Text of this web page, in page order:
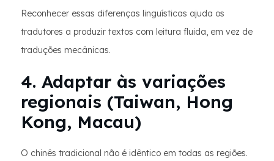
Reconhecer essas diferenças linguísticas ajuda os
tradutores a produzir textos com leitura fluida, em vez de
traduções mecânicas.
4. Adaptar às variações
regionais (Taiwan, Hong
Kong, Macau)
O chinês tradicional não é idêntico em todas as regiões.